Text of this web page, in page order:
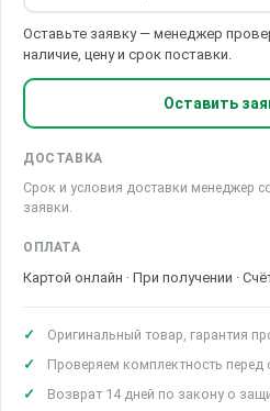
Оставьте заявку — менеджер
наличие, цену и срок поставки.
Оставить
ДОСТАВКА
Срок и условия доставки менеджер
заявки.
ОПЛАТА
Картой онлайн · При получении ·
Оригинальный товар, гарантия
Проверяем комплектность перед
Возврат 14 дней по закону о